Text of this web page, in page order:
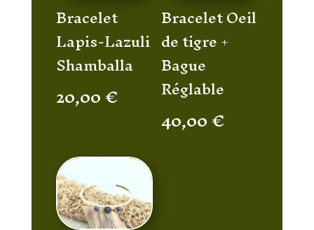
Bracelet
Lapis-Lazuli
Shamballa
20,00€
Bracelet Oeil
de tigre +
Bague
Réglable
40,00€